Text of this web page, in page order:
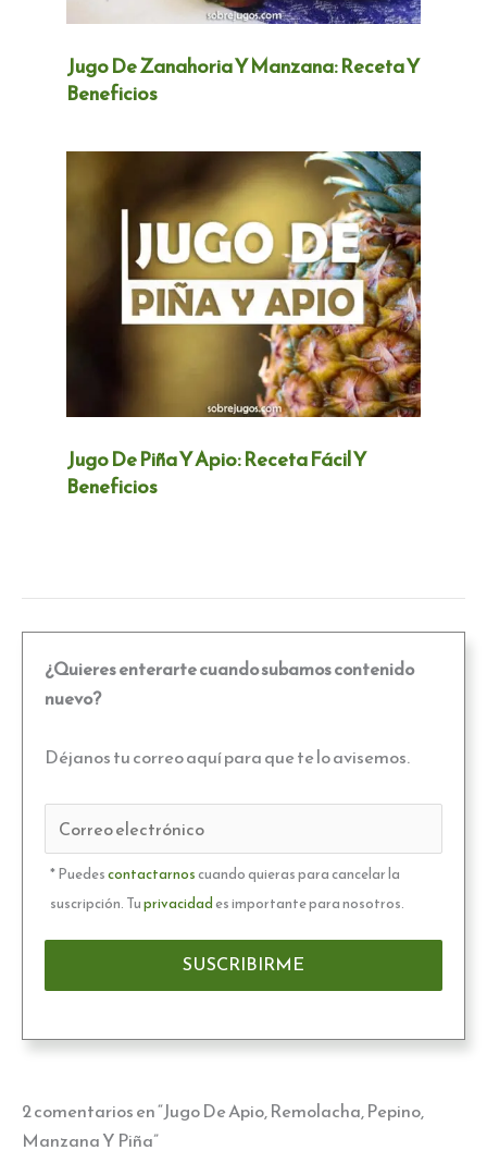
Jugo De Zanahoria Y Manzana: Receta Y
Beneficios
Jugo De Piña Y Apio: Receta Fácil Y
Beneficios
¿Quieres enterarte cuando subamos contenido
nuevo?
Déjanos tu correo aquí para que te lo avisemos.
* Puedescontactarnoscuando quieras para cancelar la
suscripción. Tuprivacidades importante para nosotros.
2 comentarios en “Jugo De Apio, Remolacha, Pepino,
Manzana Y Piña”